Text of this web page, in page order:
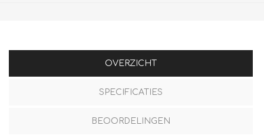
OVERZICHT
SPECIFICATIES
BEOORDELINGEN